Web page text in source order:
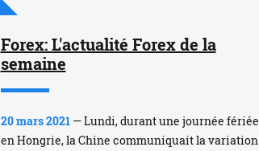
Forex: L'actualité Forex de la
semaine
20 mars 2021— Lundi, durant une journée fériée
en Hongrie, la Chine communiquait la variation